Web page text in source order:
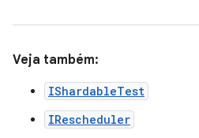
Veja também:
IShardableTest
IRescheduler